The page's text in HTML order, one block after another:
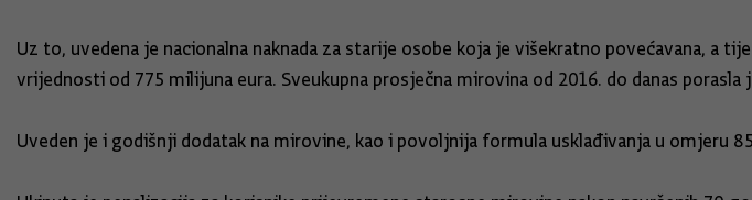
Uz to, uvedena je nacionalna naknada za starije osobe koja je višekratno povećavana, a
vrijednosti od 775 milijuna eura. Sveukupna prosječna mirovina od 2016. do danas porasla
Uveden je i godišnji dodatak na mirovine, kao i povoljnija formula usklađivanja u omjeru